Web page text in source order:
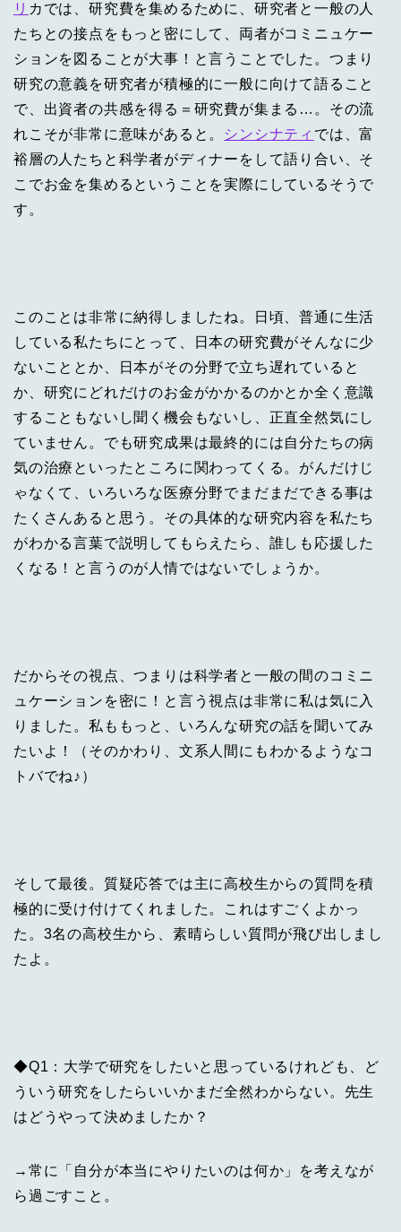
リ カでは、研究費を集めるために、研究者と一般の人
たちとの接点をもっと密にして、両者がコミニュケー
ションを図ることが大事！と言うことでした。つまり
研究の意義を研究者が積極的に一般に向けて語ること
で、出資者の共感を得る＝研究費が集まる…。その流
れこそが非常に意味があると。
シンシナティ では、富
裕層の人たちと科学者がディナーをして語り合い、そ
こでお金を集めるということを実際にしているそうで
す。
このことは非常に納得しましたね。日頃、普通に生活
している私たちにとって、日本の研究費がそんなに少
ないこととか、日本がその分野で立ち遅れていると
か、研究にどれだけのお金がかかるのかとか全く意識
することもないし聞く機会もないし、正直全然気にし
ていません。でも研究成果は最終的には自分たちの病
気の治療といったところに関わってくる。がんだけじ
ゃなくて、いろいろな医療分野でまだまだできる事は
たくさんあると思う。その具体的な研究内容を私たち
がわかる言葉で説明してもらえたら、誰しも応援した
くなる！と言うのが人情ではないでしょうか。
だからその視点、つまりは科学者と一般の間のコミニ
ュケーションを密に！と言う視点は非常に私は気に入
りました。私ももっと、いろんな研究の話を聞いてみ
たいよ！（そのかわり、文系人間にもわかるようなコ
トバでね♪）
そして最後。質疑応答では主に高校生からの質問を積
極的に受け付けてくれました。これはすごくよかっ
た。3名の高校生から、素晴らしい質問が飛び出しまし
たよ。
◆Q1：大学で研究をしたいと思っているけれども、ど
ういう研究をしたらいいかまだ全然わからない。先生
はどうやって決めましたか？
→常に「自分が本当にやりたいのは何か」を考えなが
ら過ごすこと。